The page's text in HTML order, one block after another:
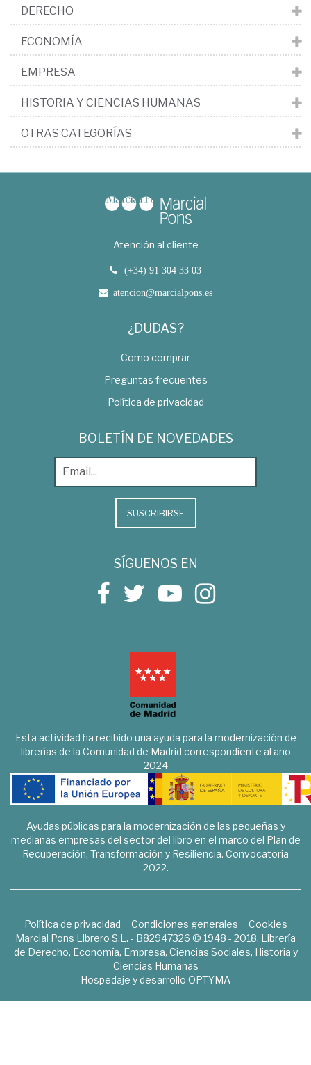
DERECHO
ECONOMÍA
EMPRESA
HISTORIA Y CIENCIAS HUMANAS
OTRAS CATEGORÍAS
Atención al cliente
(+34) 91 304 33 03
atencion@marcialpons.es
¿DUDAS?
Como comprar
Preguntas frecuentes
Política de privacidad
BOLETÍN DE NOVEDADES
SUSCRIBIRSE
SÍGUENOS EN
Esta actividad ha recibido una ayuda para la modernización de
librerías de la Comunidad de Madrid correspondiente al año
2024
Ayudas públicas para la modernización de las pequeñas y
medianas empresas del sector del libro en el marco del Plan de
Recuperación, Transformación y Resiliencia. Convocatoria
2022.
Política de privacidad Condiciones generales
Cookies
Marcial Pons Librero S.L. - B82947326 © 1948 - 2018. Librería
de Derecho, Economía, Empresa, Ciencias Sociales, Historia y
Ciencias Humanas
Hospedaje y desarrollo OPTYMA